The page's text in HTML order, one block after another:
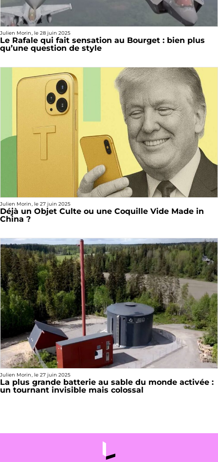
Julien Morin, le 28 juin 2025
Le Rafale qui fait sensation au Bourget : bien plus
qu’une question de style
Julien Morin, le 27 juin 2025
Déjà un Objet Culte ou une Coquille Vide Made in
China ?
Julien Morin, le 27 juin 2025
La plus grande batterie au sable du monde activée :
un tournant invisible mais colossal